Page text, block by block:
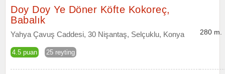
Doy Doy Ye Döner Köfte Kokoreç,
Babalık
Yahya Çavuş Caddesi, 30 Nişantaş, Selçuklu, Konya
4.5 puan 25 reyting
280 m.